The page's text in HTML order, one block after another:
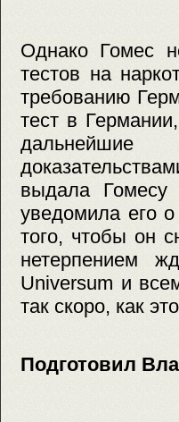
Однако Гомес
тестов на
требованию
тест в
выдала Гомесу
уведомила его
того, чтобы он
нетерпением
Universum и
так скоро, как
Подготовил